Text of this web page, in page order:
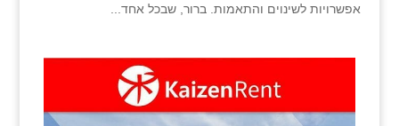
אפשרויות לשינוים והתאמות. ברור, שבכל אחד...